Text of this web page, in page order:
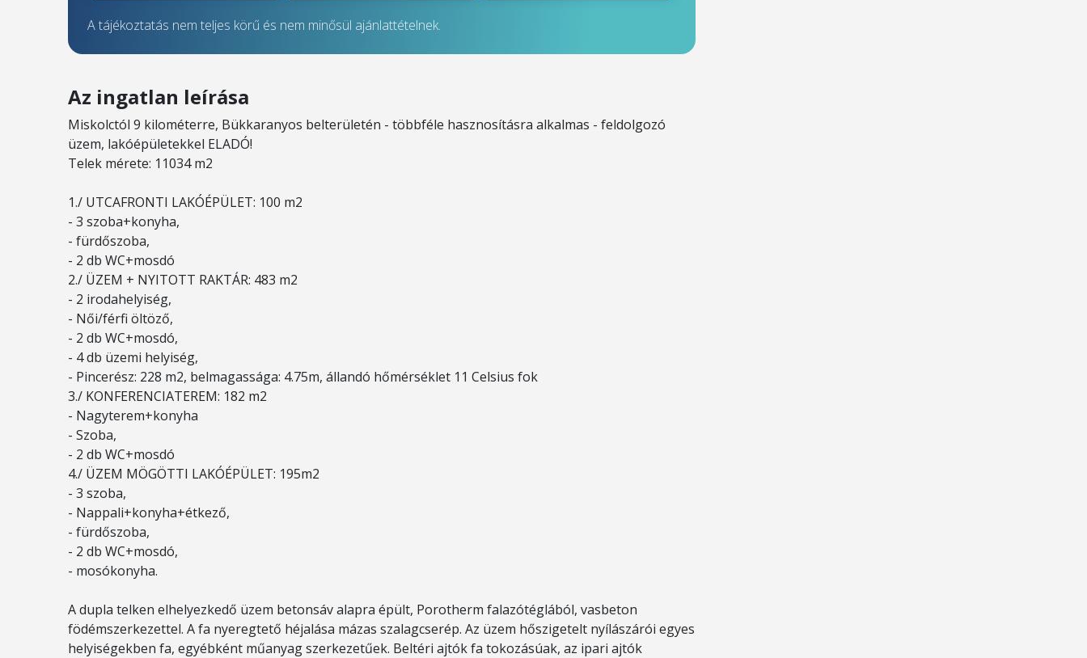
A tájékoztatás nem teljes körű és nem minősül ajánlattételnek.
Az ingatlan leírása
Miskolctól 9 kilométerre, Bükkaranyos belterületén - többféle hasznosításra alkalmas - feldolgozó
üzem, lakóépületekkel ELADÓ!
Telek mérete: 11034 m2
1./ UTCAFRONTI LAKÓÉPÜLET: 100 m2
- 3 szoba+konyha,
- fürdőszoba,
- 2 db WC+mosdó
2./ ÜZEM + NYITOTT RAKTÁR: 483 m2
- 2 irodahelyiség,
- Női/férfi öltöző,
- 2 db WC+mosdó,
- 4 db üzemi helyiség,
- Pincerész: 228 m2, belmagassága: 4.75m, állandó hőmérséklet 11 Celsius fok
3./ KONFERENCIATEREM: 182 m2
- Nagyterem+konyha
- Szoba,
- 2 db WC+mosdó
4./ ÜZEM MÖGÖTTI LAKÓÉPÜLET: 195m2
- 3 szoba,
- Nappali+konyha+étkező,
- fürdőszoba,
- 2 db WC+mosdó,
- mosókonyha.
A dupla telken elhelyezkedő üzem betonsáv alapra épült, Porotherm falazótéglából, vasbeton
födémszerkezettel. A fa nyeregtető héjalása mázas szalagcserép. Az üzem hőszigetelt nyílászárói egyes
helyiségekben fa, egyébként műanyag szerkezetűek. Beltéri ajtók fa tokozásúak, az ipari ajtók